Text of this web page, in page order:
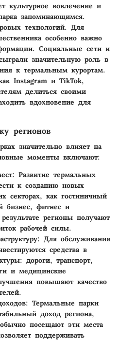
культурное вовлечение и
запоминающимся.
технологий. Для
особенно важно
Социальные сети и
значительную роль в
к термальным курортам.
Instagram и TikTok,
делиться своими
вдохновение для
регионов
значительно влияет на
моменты включают:
Развитие термальных
к созданию новых
секторах, как гостиничный
бизнес, фитнес и
регионы получают
рабочей силы.
Для обслуживания
средства в
дороги, транспорт,
и медицинские
повышают качество
Термальные парки
доход региона,
посещают эти места
поддерживать